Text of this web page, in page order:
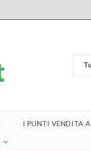
I PUNTI VENDITA